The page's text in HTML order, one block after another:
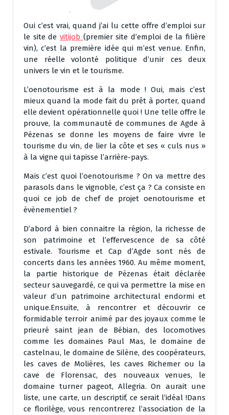
Oui c’est vrai, quand j’ai lu cette offre d’emploi sur
le site de vitijob (premier site d’emploi de la filière
vin), c’est la première idée qui m’est venue. Enfin,
une réelle volonté politique d’unir ces deux
univers le vin et le tourisme.
L’oenotourisme est à la mode ! Oui, mais c’est
mieux quand la mode fait du prêt à porter, quand
elle devient opérationnelle quoi ! Une telle offre le
prouve, la communauté de communes de Agde à
Pézenas se donne les moyens de faire vivre le
tourisme du vin, de lier la côte et ses « culs nus »
à la vigne qui tapisse l’arrière-pays.
Mais c’est quoi l’oenotourisme ? On va mettre des
parasols dans le vignoble, c’est ça ? Ca consiste en
quoi ce job de chef de projet oenotourisme et
évènementiel ?
D’abord à bien connaitre la région, la richesse de
son patrimoine et l’effervescence de sa côté
estivale. Tourisme et Cap d’Agde sont nés de
concerts dans les années 1960. Au même moment,
la partie historique de Pézenas était déclarée
secteur sauvegardé, ce qui va permettre la mise en
valeur d’un patrimoine architectural endormi et
unique.Ensuite, à rencontrer et découvrir ce
formidable terroir animé par des joyaux comme le
prieuré saint jean de Bébian, des locomotives
comme les domaines Paul Mas, le domaine de
castelnau, le domaine de Silène, des coopérateurs,
les caves de Molières, les caves Richemer ou la
cave de Florensac, des nouveaux venues, le
domaine turner pageot, Allegria. On aurait une
liste, une carte, un descriptif, ce serait l’idéal !Dans
ce florilège, vous rencontrerez l’association de la